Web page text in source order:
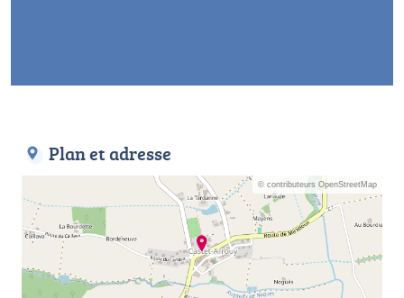
Plan et adresse
© contributeurs OpenStreetMap